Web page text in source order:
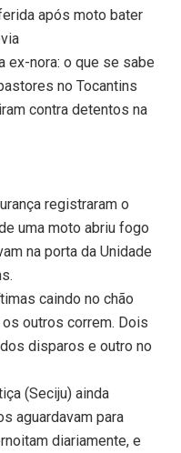
após moto bater
ex-nora: o que se sabe
no Tocantins
contra detentos na
registraram o
uma moto abriu fogo
na porta da Unidade
caindo no chão
outros correm. Dois
disparos e outro no
(Seciju) ainda
aguardavam para
diariamente, e